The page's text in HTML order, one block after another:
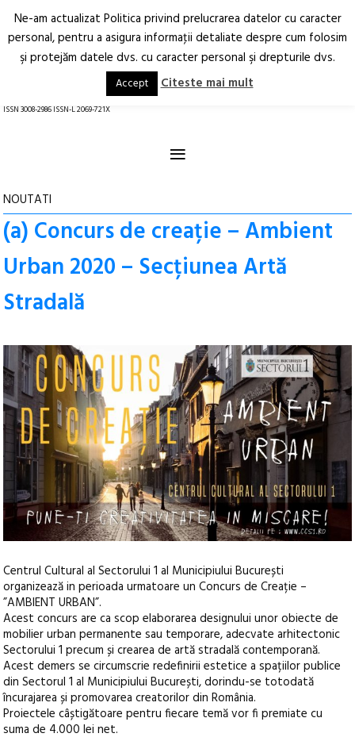
Arhitectură.
Oraș.
RO EN
ISSN 3008-2986 ISSN-L 2069-721X
≡
NOUTATI
(a) Concurs de creație – Ambient
Urban 2020 – Secțiunea Artă
Stradală
Centrul Cultural al Sectorului 1 al Municipiului București
organizează in perioada urmatoare un Concurs de Creație –
”AMBIENT URBAN”.
Acest concurs are ca scop elaborarea designului unor obiecte de
mobilier urban permanente sau temporare, adecvate arhitectonic
Sectorului 1 precum și crearea de artă stradală contemporană.
Acest demers se circumscrie redefinirii estetice a spațiilor publice
din Sectorul 1 al Municipiului București, dorindu-se totodată
încurajarea și promovarea creatorilor din România.
Proiectele câștigătoare pentru fiecare temă vor fi premiate cu
suma de 4.000 lei net.
Ne-am actualizat Politica privind prelucrarea datelor cu caracter
personal, pentru a asigura informaţii detaliate despre cum folosim
şi protejăm datele dvs. cu caracter personal şi drepturile dvs.
Accept Citeste mai mult